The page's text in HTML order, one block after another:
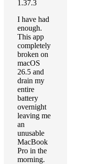
1.37.3
I have had
enough.
This app
completely
broken on
macOS
26.5 and
drain my
entire
battery
overnight
leaving me
an
unusable
MacBook
Pro in the
morning.